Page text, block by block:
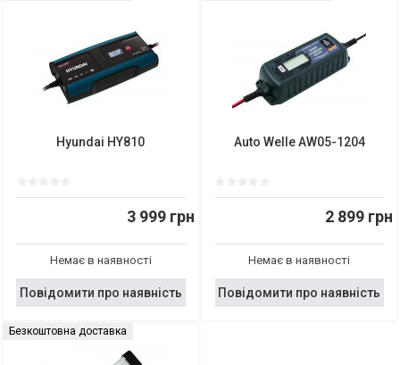
Hyundai HY810
3 999 грн
Немає в наявності
Повідомити про наявність
Auto Welle AW05-1204
2 899 грн
Немає в наявності
Повідомити про наявність
Безкоштовна доставка